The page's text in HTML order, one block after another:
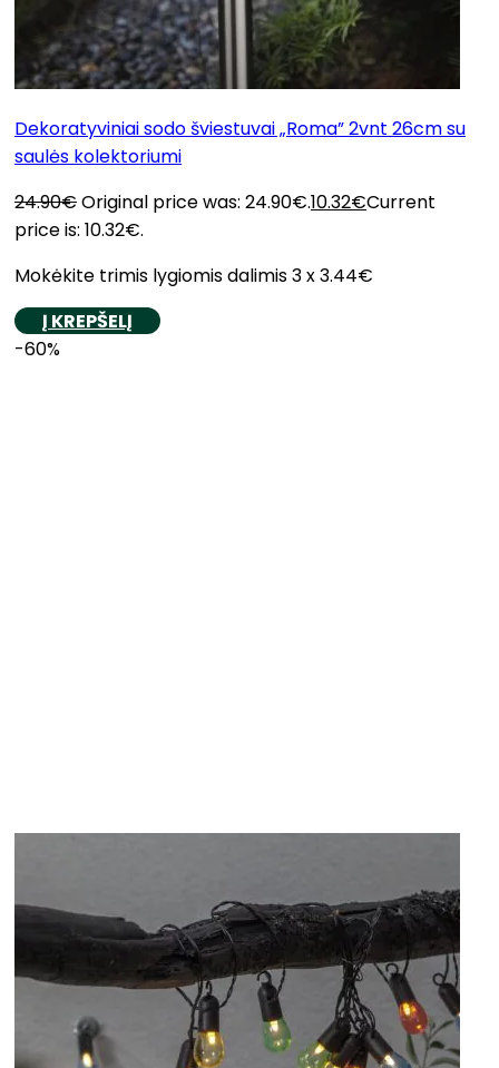
Dekoratyviniai sodo šviestuvai „Roma” 2vnt 26cm su
saulės kolektoriumi
24.90€Original price was: 24.90€.10.32€Current
price is: 10.32€.
Mokėkite trimis lygiomis dalimis 3 x 3.44€
Į KREPŠELĮ
-60%